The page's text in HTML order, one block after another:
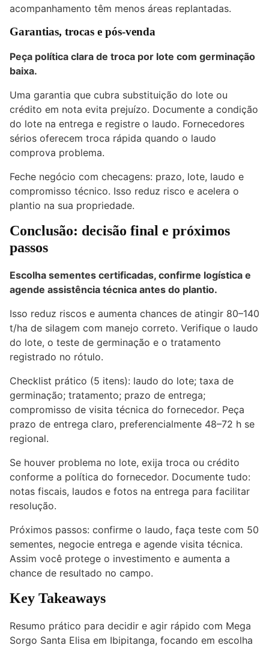
acompanhamento têm menos áreas replantadas.
Garantias, trocas e pós-venda
Peça política clara de troca por lote com germinação
baixa.
Uma garantia que cubra substituição do lote ou
crédito em nota evita prejuízo. Documente a condição
do lote na entrega e registre o laudo. Fornecedores
sérios oferecem troca rápida quando o laudo
comprova problema.
Feche negócio com checagens: prazo, lote, laudo e
compromisso técnico. Isso reduz risco e acelera o
plantio na sua propriedade.
Conclusão: decisão final e próximos
passos
Escolha sementes certificadas, confirme logística e
agende assistência técnica antes do plantio.
Isso reduz riscos e aumenta chances de atingir 80–140
t/ha de silagem com manejo correto. Verifique o laudo
do lote, o teste de germinação e o tratamento
registrado no rótulo.
Checklist prático (5 itens): laudo do lote; taxa de
germinação; tratamento; prazo de entrega;
compromisso de visita técnica do fornecedor. Peça
prazo de entrega claro, preferencialmente 48–72 h se
regional.
Se houver problema no lote, exija troca ou crédito
conforme a política do fornecedor. Documente tudo:
notas fiscais, laudos e fotos na entrega para facilitar
resolução.
Próximos passos: confirme o laudo, faça teste com 50
sementes, negocie entrega e agende visita técnica.
Assim você protege o investimento e aumenta a
chance de resultado no campo.
Key Takeaways
Resumo prático para decidir e agir rápido com Mega
Sorgo Santa Elisa em Ibipitanga, focando em escolha